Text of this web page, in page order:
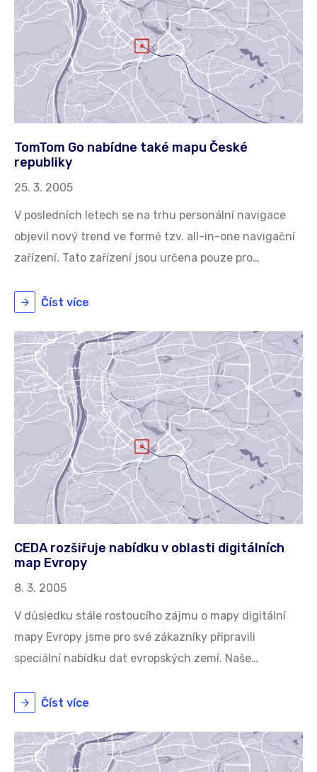
TomTom Go nabídne také mapu České
republiky
25. 3. 2005
V posledních letech se na trhu personální navigace
objevil nový trend ve formě tzv. all-in-one navigační
zařízení. Tato zařízení jsou určena pouze pro…
Číst více
CEDA rozšiřuje nabídku v oblasti digitálních
map Evropy
8. 3. 2005
V důsledku stále rostoucího zájmu o mapy digitální
mapy Evropy jsme pro své zákazníky připravili
speciální nabídku dat evropských zemí. Naše…
Číst více